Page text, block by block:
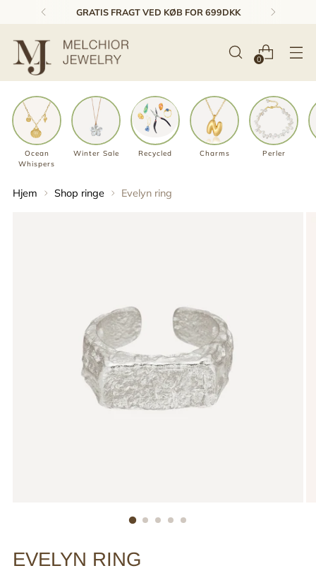
1-3 DAGES LEVERING & GRATIS RETUR*
0
Ocean
Whispers
Winter Sale Recycled Charms Perler
Hjem Shop ringe Evelyn ring
EVELYN RING